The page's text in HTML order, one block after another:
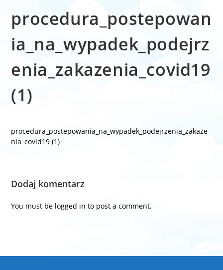
procedura_postepowan
ia_na_wypadek_podejrz
enia_zakazenia_covid19
(1)
procedura_postepowania_na_wypadek_podejrzenia_zakaze
nia_covid19 (1)
Dodaj komentarz
You must be logged in to post a comment.